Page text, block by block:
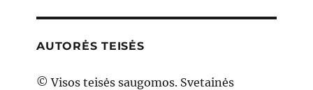
AUTORĖS TEISĖS
© Visos teisės saugomos. Svetainės